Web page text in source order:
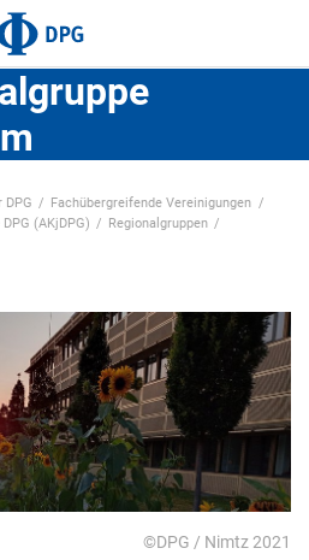
DPG
Fachübergreifende Vereinigungen
(AKjDPG)
Regionalgruppen
©DPG / Nimtz 2021